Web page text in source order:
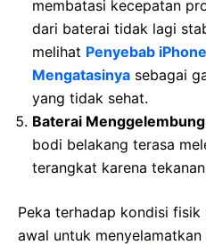
membatasi kecepatan
dari baterai tidak lagi
melihat Penyebab
Mengatasinya sebagai
yang tidak sehat.
Baterai
bodi belakang terasa
terangkat karena
Peka terhadap kondisi
awal untuk